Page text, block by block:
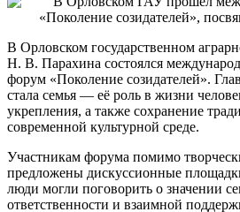
В Орловском государственном
Н. В. Парахина состоялся
форум «Поколение созидателей».
стала семья — её роль в жизни
укрепления, а также сохранение
современной культурной среде.
Участникам форума помимо
предложены дискуссионные
люди могли поговорить о значении
ответственности и взаимной